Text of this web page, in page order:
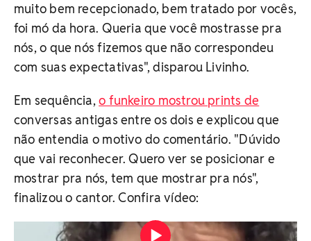
muito bem recepcionado, bem tratado por vocês,
foi mó da hora. Queria que você mostrasse pra
nós, o que nós fizemos que não correspondeu
com suas expectativas", disparou Livinho.
Em sequência,o funkeiro mostrou prints de
conversas antigas entre os dois e explicou que
não entendia o motivo do comentário. "Dúvido
que vai reconhecer. Quero ver se posicionar e
mostrar pra nós, tem que mostrar pra nós",
finalizou o cantor. Confira vídeo:
Durante podcast, o influenciador revelou que se